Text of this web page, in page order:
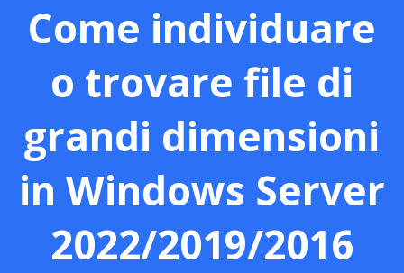
Come individuare
o trovare file di
grandi dimensioni
in Windows Server
2022/2019/2016